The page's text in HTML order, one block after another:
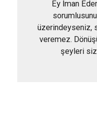
Ey İman
üzerindeyseniz,
veremez.
şeyleri